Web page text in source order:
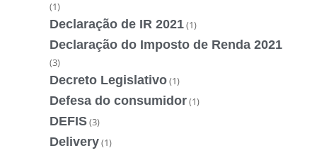
(1)
Declaração de IR 2021(1)
Declaração do Imposto de Renda 2021
(3)
Decreto Legislativo(1)
Defesa do consumidor(1)
DEFIS(3)
Delivery(1)